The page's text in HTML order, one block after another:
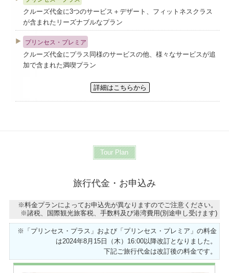
クルーズ代金に3つのサービス＋デザート、フィットネスクラス
が含まれたリーズナブルなプラン
プリンセス・プレミア
クルーズ代金にプラス同様のサービスの他、様々なサービスが追
加で含まれた満喫プラン
詳細はこちらから
Tour Plan
旅行代金・お申込み
※料金プランによってお申込先が異なりますのでご注意ください。
※諸税、国際観光旅客税、手数料及び港湾費用(別途申し受けます)
※「プリンセス・プラス」および「プリンセス・プレミア」の料金
は2024年8月15日（木）16:00以降改訂となりました。
下記ご旅行代金は改訂後の料金です。